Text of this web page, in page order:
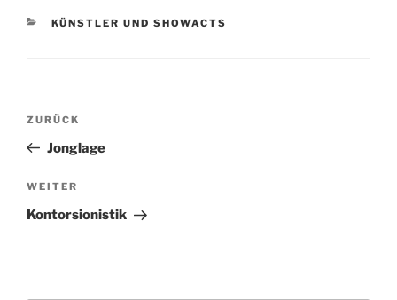
KATEGORIEN
KÜNSTLER UND SHOWACTS
Beitragsnavigation
Vorheriger
Beitrag
ZURÜCK
Jonglage
Nächster
Beitrag
WEITER
Kontorsionistik